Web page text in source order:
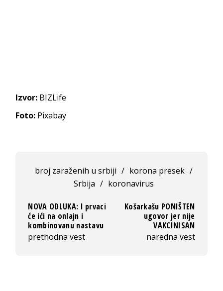
Izvor: BIZLife
Foto: Pixabay
broj zaraženih u srbiji / korona presek /
Srbija / koronavirus
NOVA ODLUKA: I prvaci
će ići na onlajn i
kombinovanu nastavu
prethodna vest
Košarkašu PONIŠTEN
ugovor jer nije
VAKCINISAN
naredna vest